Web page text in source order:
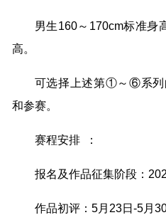
男生160～170cm标准身
高。
可选择上述第①～⑥系列
和参赛。
赛程安排 ：
报名及作品征集阶段：
作品初评：5月23日-5月